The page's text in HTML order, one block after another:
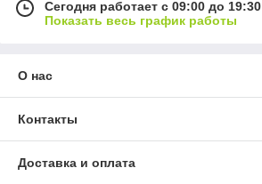
Сегодня работает с 09:00 до 19:30
Показать весь график работы
О нас
Контакты
Доставка и оплата